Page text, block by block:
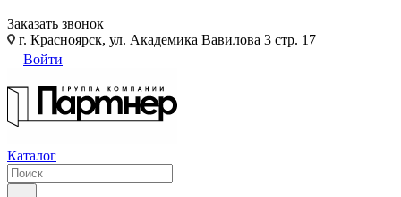
Заказать звонок
г. Красноярск, ул. Академика Вавилова 3 стр. 17
Войти
Каталог